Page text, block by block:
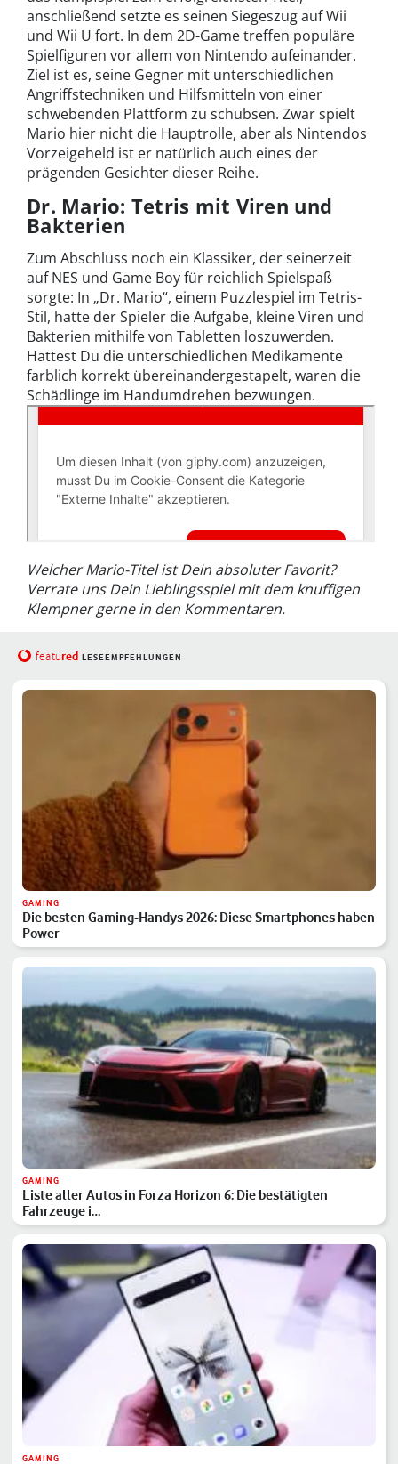
anschließend setzte es seinen Siegeszug auf Wii
und Wii U fort. In dem 2D-Game treffen populäre
Spielfiguren vor allem von Nintendo aufeinander.
Ziel ist es, seine Gegner mit unterschiedlichen
Angriffstechniken und Hilfsmitteln von einer
schwebenden Plattform zu schubsen. Zwar spielt
Mario hier nicht die Hauptrolle, aber als Nintendos
Vorzeigeheld ist er natürlich auch eines der
prägenden Gesichter dieser Reihe.
Dr. Mario: Tetris mit Viren und
Bakterien
Zum Abschluss noch ein Klassiker, der seinerzeit
auf NES und Game Boy für reichlich Spielspaß
sorgte: In „Dr. Mario“, einem Puzzlespiel im Tetris-
Stil, hatte der Spieler die Aufgabe, kleine Viren und
Bakterien mithilfe von Tabletten loszuwerden.
Hattest Du die unterschiedlichen Medikamente
farblich korrekt übereinandergestapelt, waren die
Schädlinge im Handumdrehen bezwungen.
Welcher Mario-Titel ist Dein absoluter Favorit?
Verrate uns Dein Lieblingsspiel mit dem knuffigen
Klempner gerne in den Kommentaren.
featured LESEEMPFEHLUNGEN
GAMING
Die besten Gaming-Handys 2026: Diese Smartphones haben
Power
GAMING
Liste aller Autos in Forza Horizon 6: Die bestätigten
Fahrzeuge i…
GAMING